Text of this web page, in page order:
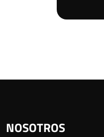
NOSOTROS